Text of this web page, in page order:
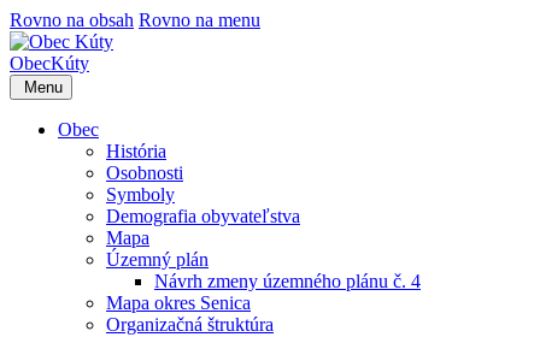
Rovno na obsah Rovno na menu
ObecKúty
Menu
Obec
História
Osobnosti
Symboly
Demografia obyvateľstva
Mapa
Územný plán
Návrh zmeny územného plánu č. 4
Mapa okres Senica
Organizačná štruktúra